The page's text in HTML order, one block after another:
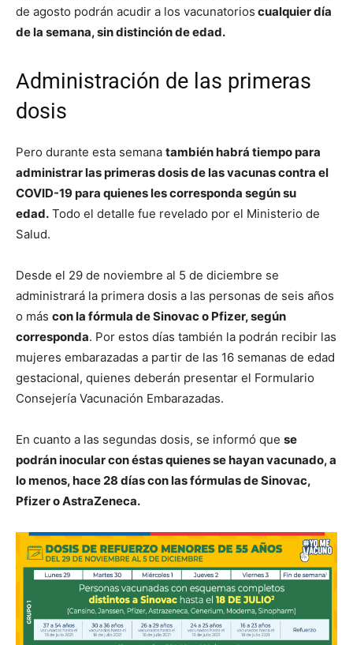
de agosto podrán acudir a los vacunatorios cualquier día
de la semana, sin distinción de edad.
Administración de las primeras
dosis
Pero durante esta semana también habrá tiempo para
administrar las primeras dosis de las vacunas contra el
COVID-19 para quienes les corresponda según su
edad. Todo el detalle fue revelado por el Ministerio de
Salud.
Desde el 29 de noviembre al 5 de diciembre se
administrará la primera dosis a las personas de seis años
o más con la fórmula de Sinovac o Pfizer, según
corresponda. Por estos días también la podrán recibir las
mujeres embarazadas a partir de las 16 semanas de edad
gestacional, quienes deberán presentar el Formulario
Consejería Vacunación Embarazadas.
En cuanto a las segundas dosis, se informó que se
podrán inocular con éstas quienes se hayan vacunado, a
lo menos, hace 28 días con las fórmulas de Sinovac,
Pfizer o AstraZeneca.